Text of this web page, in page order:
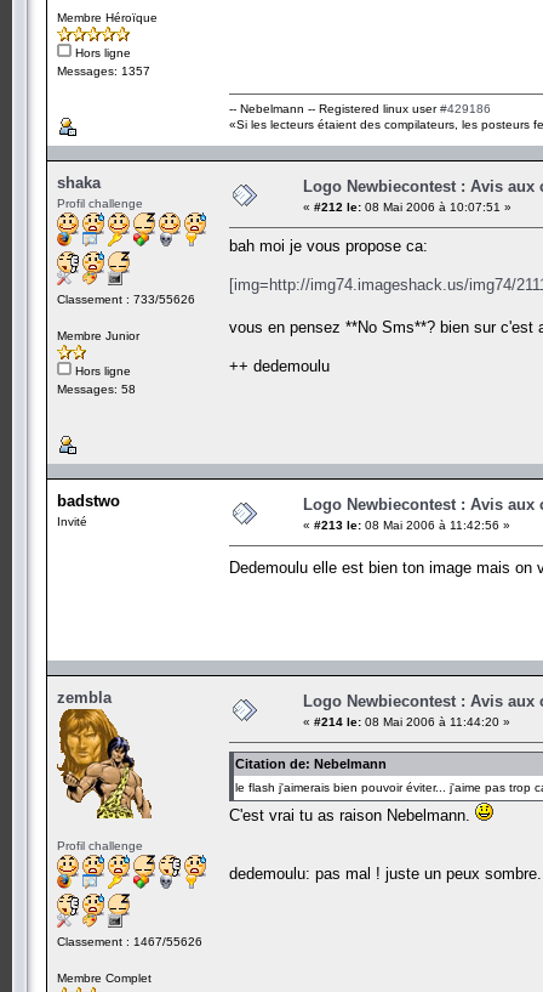
Membre Héroïque
Hors ligne
Messages: 1357
-- Nebelmann -- Registered linux user#429186
«Si les lecteurs étaient des compilateurs, les posteurs
shaka
Profil challenge
Classement : 733/55626
Membre Junior
Hors ligne
Messages: 58
Logo Newbiecontest : Avis aux
« #212 le: 08 Mai 2006 à 10:07:51 »
bah moi je vous propose ca:
[img=http://img74.imageshack.us/img74/
vous en pensez **No Sms**? bien sur
++ dedemoulu
badstwo
Invité
Logo Newbiecontest : Avis aux
« #213 le: 08 Mai 2006 à 11:42:56 »
Dedemoulu elle est bien ton image mais
zembla
Profil challenge
Classement : 1467/55626
Membre Complet
Logo Newbiecontest : Avis aux
« #214 le: 08 Mai 2006 à 11:44:20 »
Citation de: Nebelmann
le flash j'aimerais bien pouvoir éviter... j'aime pas trop
C'est vrai tu as raison Nebelmann.
dedemoulu: pas mal ! juste un peux